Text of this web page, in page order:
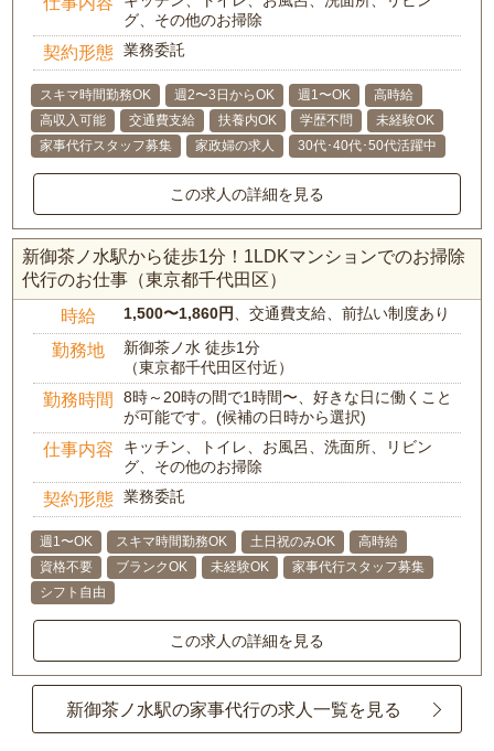
グ、その他のお掃除
契約形態 業務委託
スキマ時間勤務OK 週2〜3日からOK 週1〜OK
高時給
高収入可能
交通費支給 扶養内OK 学歴不問
未経験OK
家事代行スタッフ募集
家政婦の求人 30代･40代･50代活躍中
この求人の詳細を見る
新御茶ノ水駅から徒歩1分！1LDKマンションでのお掃除
代行のお仕事（東京都千代田区）
時給 1,500〜1,860円、交通費支給、前払い制度あり
勤務地
新御茶ノ水 徒歩1分
（東京都千代田区付近）
勤務時間
8時～20時の間で1時間〜、好きな日に働くこと
が可能です。(候補の日時から選択)
仕事内容
キッチン、トイレ、お風呂、洗面所、リビン
グ、その他のお掃除
契約形態 業務委託
週1〜OK スキマ時間勤務OK 土日祝のみOK
高時給
資格不要
ブランクOK 未経験OK
家事代行スタッフ募集
シフト自由
この求人の詳細を見る
新御茶ノ水駅の家事代行の求人一覧を見る